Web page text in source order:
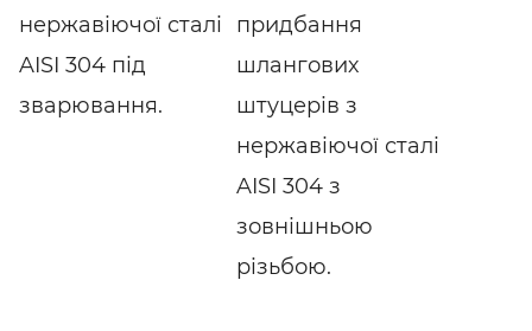
нержавіючої сталі
AISI 304 під
зварювання.
придбання
шлангових
штуцерів з
нержавіючої сталі
AISI 304 з
зовнішньою
різьбою.